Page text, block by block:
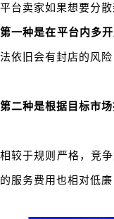
平台卖家如果想要分
第一种是在平台内多
法依旧会有封店的风
第二种是根据目标市
相较于规则严格，竞争
的服务费用也相对低